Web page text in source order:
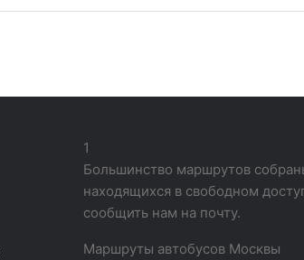
1
Большинство маршрутов
находящихся в свободном
сообщить нам на почту.
Маршруты автобусов Москвы